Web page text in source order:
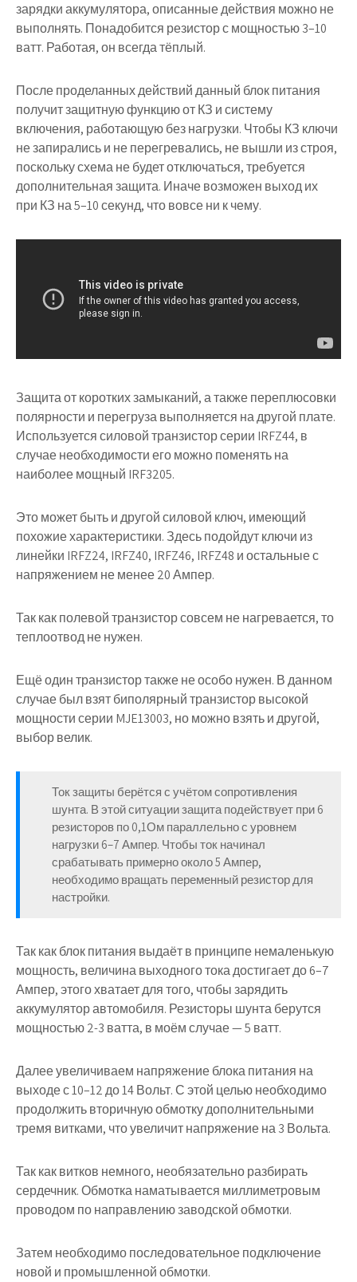
зарядки аккумулятора, описанные действия можно не
выполнять. Понадобится резистор с мощностью 3–10
ватт. Работая, он всегда тёплый.
После проделанных действий данный блок питания
получит защитную функцию от КЗ и систему
включения, работающую без нагрузки. Чтобы КЗ ключи
не запирались и не перегревались, не вышли из строя,
поскольку схема не будет отключаться, требуется
дополнительная защита. Иначе возможен выход их
при КЗ на 5–10 секунд, что вовсе ни к чему.
Защита от коротких замыканий, а также переплюсовки
полярности и перегруза выполняется на другой плате.
Используется силовой транзистор серии IRFZ44, в
случае необходимости его можно поменять на
наиболее мощный IRF3205.
Это может быть и другой силовой ключ, имеющий
похожие характеристики. Здесь подойдут ключи из
линейки IRFZ24, IRFZ40, IRFZ46, IRFZ48 и остальные с
напряжением не менее 20 Ампер.
Так как полевой транзистор совсем не нагревается, то
теплоотвод не нужен.
Ещё один транзистор также не особо нужен. В данном
случае был взят биполярный транзистор высокой
мощности серии MJE13003, но можно взять и другой,
выбор велик.
Ток защиты берётся с учётом сопротивления
шунта. В этой ситуации защита подействует при 6
резисторов по 0,1Ом параллельно с уровнем
нагрузки 6–7 Ампер. Чтобы ток начинал
срабатывать примерно около 5 Ампер,
необходимо вращать переменный резистор для
настройки.
Так как блок питания выдаёт в принципе немаленькую
мощность, величина выходного тока достигает до 6–7
Ампер, этого хватает для того, чтобы зарядить
аккумулятор автомобиля. Резисторы шунта берутся
мощностью 2-3 ватта, в моём случае — 5 ватт.
Далее увеличиваем напряжение блока питания на
выходе с 10–12 до 14 Вольт. С этой целью необходимо
продолжить вторичную обмотку дополнительными
тремя витками, что увеличит напряжение на 3 Вольта.
Так как витков немного, необязательно разбирать
сердечник. Обмотка наматывается миллиметровым
проводом по направлению заводской обмотки.
Затем необходимо последовательное подключение
новой и промышленной обмотки.